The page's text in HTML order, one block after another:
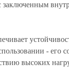
заключенным
- его
высоких